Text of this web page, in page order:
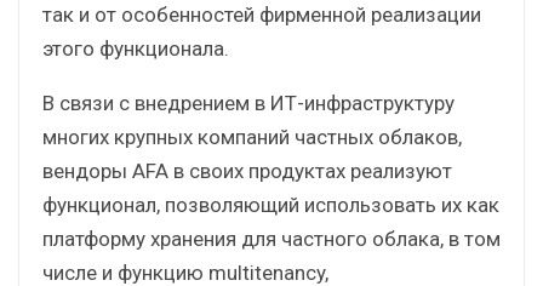
так и от особенностей фирменной реализации
этого функционала.
В связи с внедрением в ИТ-инфраструктуру
многих крупных компаний частных облаков,
вендоры AFA в своих продуктах реализуют
функционал, позволяющий использовать их как
платформу хранения для частного облака, в том
числе и функцию multitenancy,